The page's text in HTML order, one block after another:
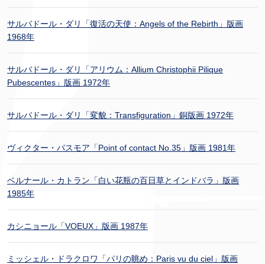
サルバドール・ダリ「復活の天使：Angels of the Rebirth」版画
1968年
サルバドール・ダリ「アリウム：Allium Christophii Pilique
Pubescentes」版画 1972年
サルバドール・ダリ「変貌：Transfiguration」銅版画 1972年
ヴィクター・パスモア「Point of contact No.35」版画 1981年
ベルナール・カトラン「白い花瓶の百日草とインドバラ」版画
1985年
カシニョール「VOEUX」版画 1987年
ミッシェル・ドラクロワ「パリの眺め：Paris vu du ciel」版画